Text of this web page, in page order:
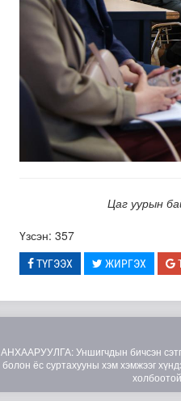
Цаг уурын
Үзсэн: 357
ТҮГЭЭХ ЖИРГЭХ
АНХААРУУЛГА: Уншигчдын бичсэн
болон ёс суртахууны хэм хэмжээг